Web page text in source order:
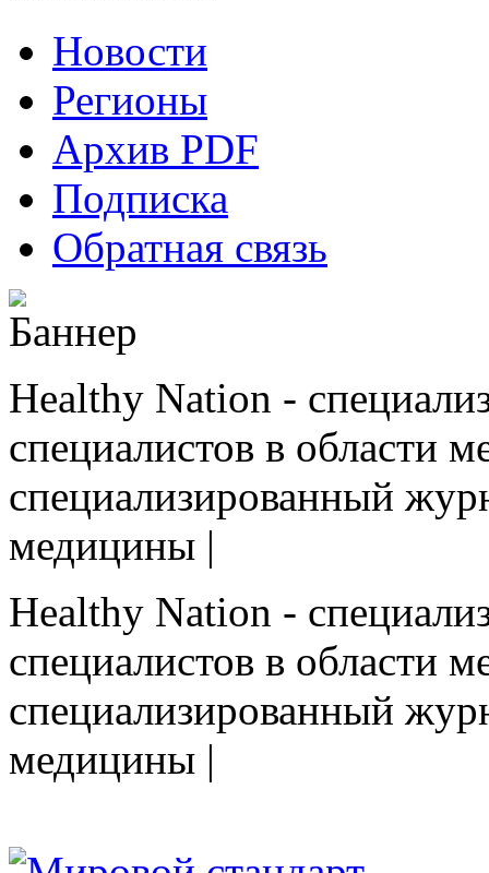
Новости
Регионы
Архив PDF
Подписка
Обратная связь
Healthy Nation -
специалистов в области
cпециализированный
медицины |
Healthy Nation -
специалистов в области
cпециализированный
медицины |